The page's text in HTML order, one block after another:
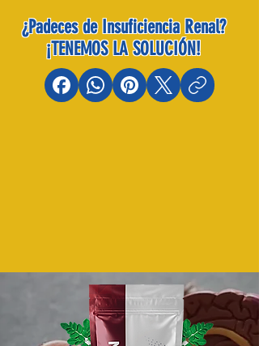
¿Padeces de Insuficiencia Renal?
¡TENEMOS LA SOLUCIÓN!